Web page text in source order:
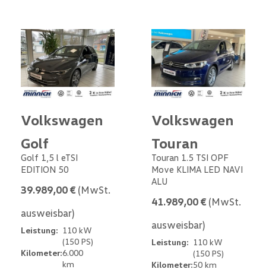
Volkswagen
Golf
Golf 1,5 l eTSI
EDITION 50
39.989,00 € (MwSt.
ausweisbar)
Leistung: 110 kW
(150 PS)
Kilometer:6.000
km
Volkswagen
Touran
Touran 1.5 TSI OPF
Move KLIMA LED NAVI
ALU
41.989,00 € (MwSt.
ausweisbar)
Leistung: 110 kW
(150 PS)
Kilometer:50 km